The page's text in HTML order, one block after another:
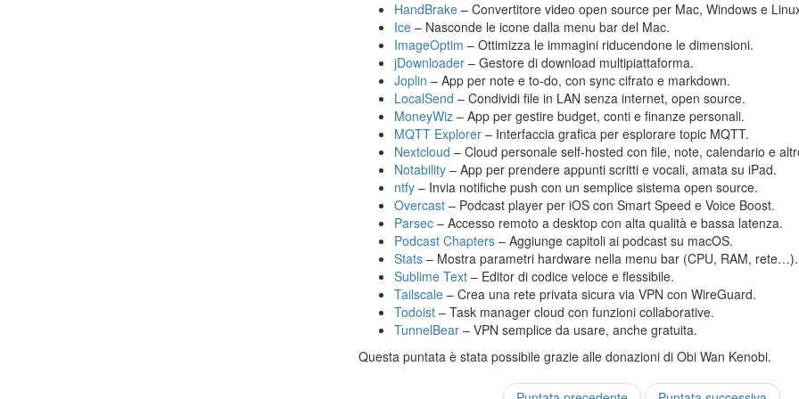
HandBrake – Convertitore video open source per Mac, Windows e
Ice – Nasconde le icone dalla menu bar del Mac.
ImageOptim – Ottimizza le immagini riducendone le dimensioni.
jDownloader – Gestore di download multipiattaforma.
Joplin – App per note e to-do, con sync cifrato e markdown.
LocalSend – Condividi file in LAN senza internet, open source.
MoneyWiz – App per gestire budget, conti e finanze personali.
MQTT Explorer – Interfaccia grafica per esplorare topic MQTT.
Nextcloud – Cloud personale self-hosted con file, note, calendario e
Notability – App per prendere appunti scritti e vocali, amata su iPad.
ntfy – Invia notifiche push con un semplice sistema open source.
Overcast – Podcast player per iOS con Smart Speed e Voice Boost.
Parsec – Accesso remoto a desktop con alta qualità e bassa latenza.
Podcast Chapters – Aggiunge capitoli ai podcast su macOS.
Stats – Mostra parametri hardware nella menu bar (CPU, RAM, rete…).
Sublime Text – Editor di codice veloce e flessibile.
Tailscale – Crea una rete privata sicura via VPN con WireGuard.
Todoist – Task manager cloud con funzioni collaborative.
TunnelBear – VPN semplice da usare, anche gratuita.
Questa puntata è stata possibile grazie alle donazioni di Obi Wan Kenobi.